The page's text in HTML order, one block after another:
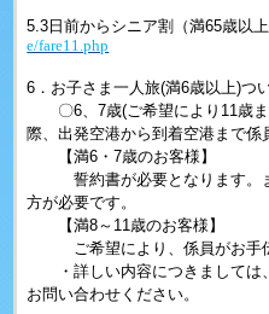
5.3日前からシニア割（満65歳以
e/fare11.php
6．お子さま一人旅(満6歳以上)つ
〇6、7歳(ご希望により11歳ま
際、出発空港から到着空港まで係
【満6・7歳のお客様】
誓約書が必要となります。ま
方が必要です。
【満8～11歳のお客様】
ご希望により、係員がお手伝
・詳しい内容につきましては
お問い合わせください。